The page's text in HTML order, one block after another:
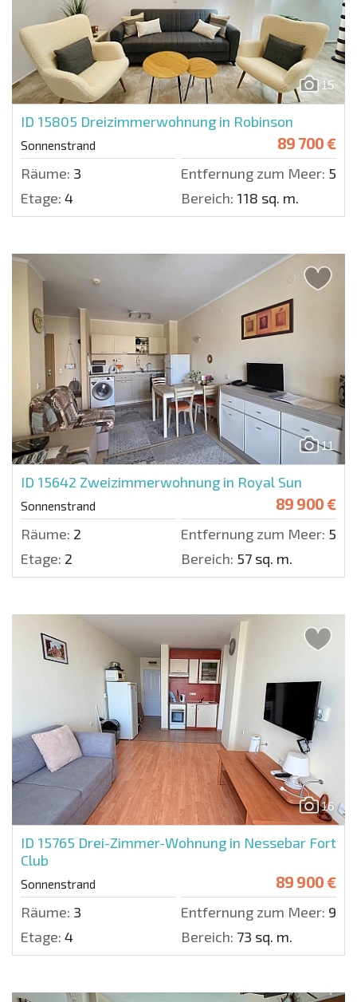
15
ID 15805 Dreizimmerwohnung in Robinson
Sonnenstrand 89 700 €
Räume: 3 Entfernung zum Meer: 500
Etage: 4 Bereich: 118 sq. m.
11
ID 15642 Zweizimmerwohnung in Royal Sun
Sonnenstrand 89 900 €
Räume: 2 Entfernung zum Meer: 500
Etage: 2 Bereich: 57 sq. m.
16
ID 15765 Drei-Zimmer-Wohnung in Nessebar Fort
Club
Sonnenstrand 89 900 €
Räume: 3 Entfernung zum Meer: 900
Etage: 4 Bereich: 73 sq. m.